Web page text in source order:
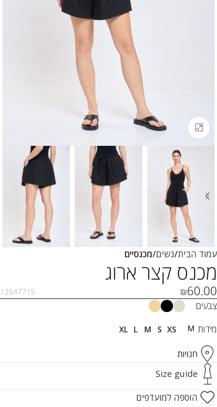
לחצו להגדלה
עמוד הבית נשים מכנסיים
מכנס קצר ארוג
₪60.00
12647715
צבעים
מידות M
XS
S
M
L
XL
חנויות
Size guide
הוספה למועדפים